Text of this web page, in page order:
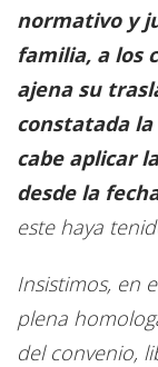
normativo y
familia, a los
ajena su
constatada
cabe aplicar
desde la
este haya
Insistimos, en
plena
del convenio,